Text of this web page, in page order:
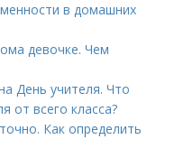
в домашних
девочке. Чем
День учителя. Что
от всего класса?
Как определить